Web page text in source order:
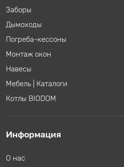
Заборы
Дымоходы
Погреба-кессоны
Монтаж окон
Навесы
Мебель
Каталоги
Котлы BIODOM
Информация
О нас